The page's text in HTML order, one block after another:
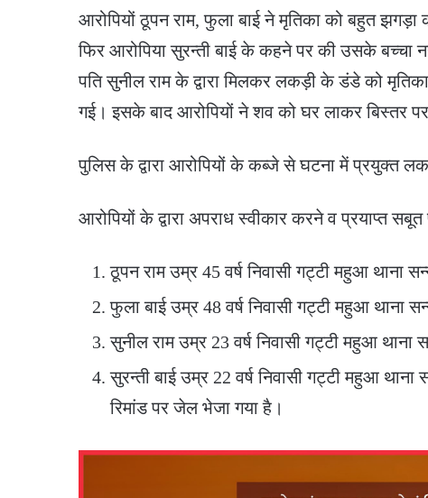
आरोपियों ठूपन राम, फुला बाई ने मृतिका को बहुत
फिर आरोपिया सुरन्ती बाई के कहने पर की उसके बच्चा
पति सुनील राम के द्वारा मिलकर लकड़ी के डंडे को
गई। इसके बाद आरोपियों ने शव को घर लाकर बिस्तर
पुलिस के द्वारा आरोपियों के कब्जे से घटना में प्रयुक्त
आरोपियों के द्वारा अपराध स्वीकार करने व प्रयाप्त
ठूपन राम उम्र 45 वर्ष निवासी गट्टी महुआ थाना
फुला बाई उम्र 48 वर्ष निवासी गट्टी महुआ थाना
सुनील राम उम्र 23 वर्ष निवासी गट्टी महुआ थाना
सुरन्ती बाई उम्र 22 वर्ष निवासी गट्टी महुआ
रिमांड पर जेल भेजा गया है।